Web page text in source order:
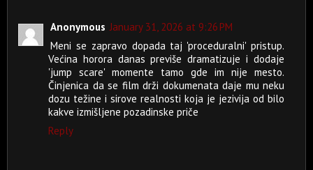
Anonymous January 31, 2026 at 9:26 PM
Meni se zapravo dopada taj 'proceduralni' pristup.
Većina horora danas previše dramatizuje i dodaje
'jump scare' momente tamo gde im nije mesto.
Činjenica da se film drži dokumenata daje mu neku
dozu težine i sirove realnosti koja je jezivija od bilo
kakve izmišljene pozadinske priče
Reply